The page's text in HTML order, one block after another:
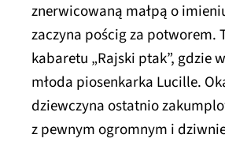
znerwicowaną małpą o
zaczyna pościg za potworem.
kabaretu „Rajski ptak”, gdzie
młoda piosenkarka Lucille.
dziewczyna ostatnio
z pewnym ogromnym i